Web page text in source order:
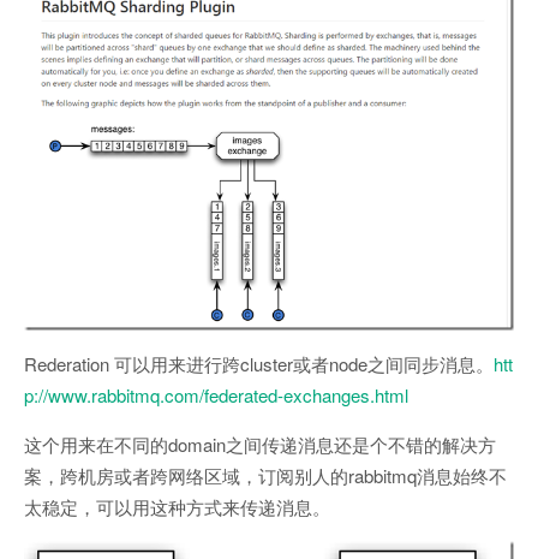
Rederation 可以用来进行跨cluster或者node之间同步消息。 htt
p://www.rabbitmq.com/federated-exchanges.html
这个用来在不同的domain之间传递消息还是个不错的解决方
案，跨机房或者跨网络区域，订阅别人的rabbitmq消息始终不
太稳定，可以用这种方式来传递消息。